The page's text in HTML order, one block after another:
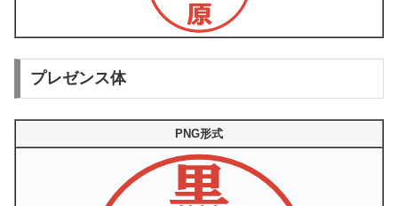
プレゼンス体
PNG形式